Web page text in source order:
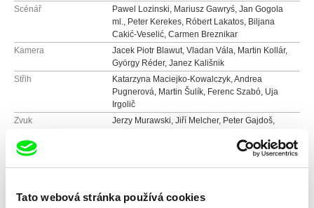
Tato webová stránka používá cookies
Scénář
Pawel Lozinski, Mariusz Gawryś, Jan Gogola
ml., Peter Kerekes, Róbert Lakatos, Biljana
Cakić-Veselić, Carmen Breznikar
Kamera
Jacek Piotr Blawut, Vladan Vála, Martin Kollár,
György Réder, Janez Kališnik
Střih
Katarzyna Maciejko-Kowalczyk, Andrea
Pugnerová, Martin Šulík, Ferenc Szabó, Uja
Irgolič
Zvuk
Jerzy Murawski, Jiří Melcher, Peter Gajdoš,
Země
Rakousko